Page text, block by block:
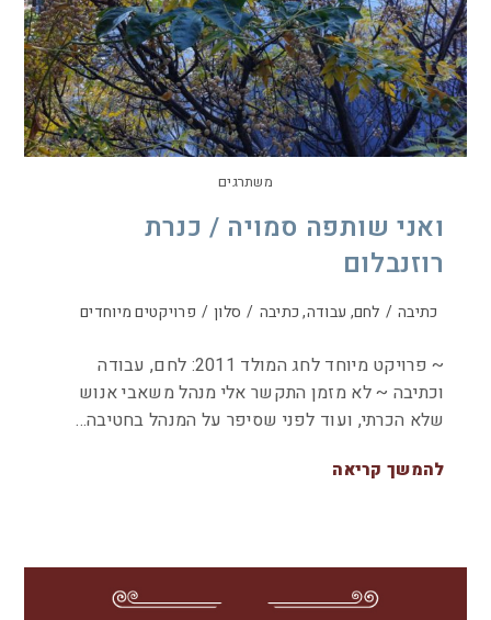
משתרגים
ואני שותפה סמויה / כנרת
רוזנבלום
כתיבה / לחם, עבודה, כתיבה / סלון / פרויקטים מיוחדים
~ פרויקט מיוחד לחג המולד 2011: לחם, עבודה
וכתיבה ~ לא מזמן התקשר אלי מנהל משאבי אנוש
שלא הכרתי, ועוד לפני שסיפר על המנהל בחטיבה…
להמשך קריאה